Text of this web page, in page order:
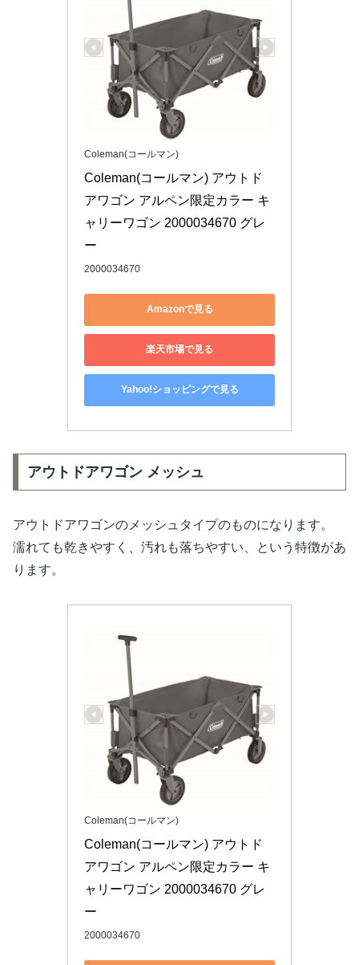
Coleman(コールマン)
Coleman(コールマン) アウトド
アワゴン アルペン限定カラー キ
ャリーワゴン 2000034670 グレ
ー
2000034670
Amazonで見る
楽天市場で見る
Yahoo!ショッピングで見る
アウトドアワゴン メッシュ
アウトドアワゴンのメッシュタイプのものになります。
濡れても乾きやすく、汚れも落ちやすい、という特徴があ
ります。
Coleman(コールマン)
Coleman(コールマン) アウトド
アワゴン アルペン限定カラー キ
ャリーワゴン 2000034670 グレ
ー
2000034670